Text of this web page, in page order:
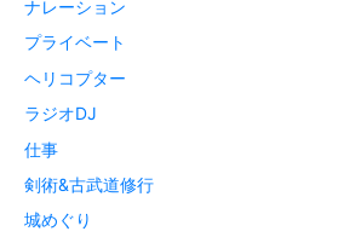
ナレーション
プライベート
ヘリコプター
ラジオDJ
仕事
剣術&古武道修行
城めぐり